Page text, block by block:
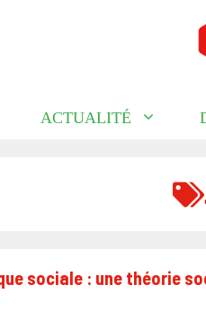
ACTUALITÉ
sociale : une théorie